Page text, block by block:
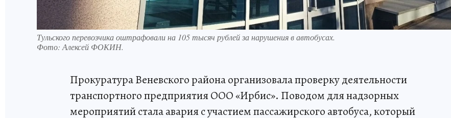
Тульского перевозчика оштрафовали на 105 тысяч рублей за нарушения в автобусах.
Фото: Алексей ФОКИН.
Прокуратура Веневского района организовала проверку деятельности
транспортного предприятия ООО «Ирбис». Поводом для надзорных
мероприятий стала авария с участием пассажирского автобуса, который